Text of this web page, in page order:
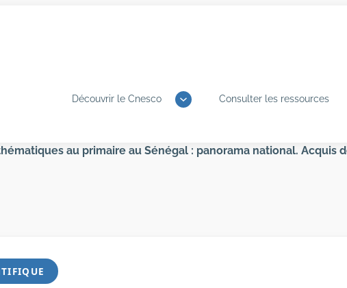
Découvrir le Cnesco Consulter les ressources
au primaire au Sénégal : panorama national. Acquis